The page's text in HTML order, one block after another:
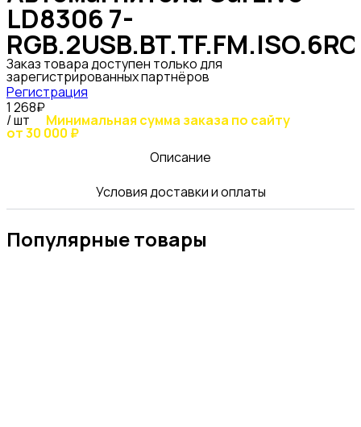
LD8306 7-
Заказ товара доступен только для
зарегистрированных партнёров
Регистрация
1 268₽
/ шт Минимальная сумма заказа по сайту
от 30 000 ₽
Описание
Условия доставки и оплаты
Популярные товары